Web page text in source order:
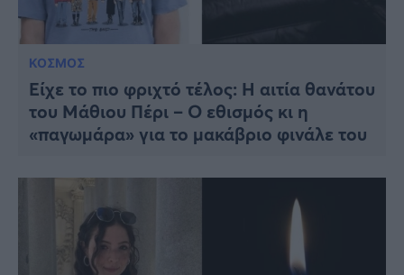
ΚΟΣΜΟΣ
Είχε το πιο φριχτό τέλος: Η αιτία θανάτου
του Μάθιου Πέρι – Ο εθισμός κι η
«παγωμάρα» για το μακάβριο φινάλε του